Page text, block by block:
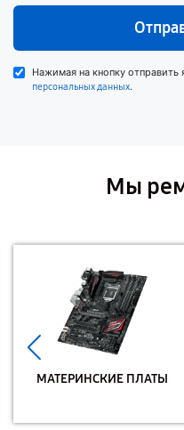
Нажимая на кнопку отправить
персональных данных.
Мы
МАТЕРИНСКИЕ ПЛАТЫ